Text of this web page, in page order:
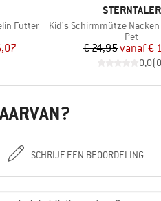
Futter
prijs
MERK
STERNTALER
Artikel
Kid's Schirmmütze Nacken
Pet
Prijs
€ 24,95vanaf€
0,0(0
SCHRIJF EEN BEOORDELING